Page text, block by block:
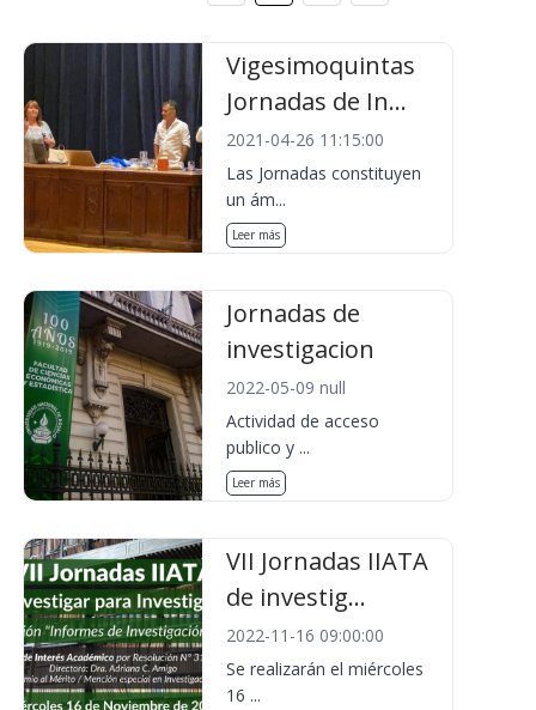
Vigesimoquintas
Jornadas de In...
2021-04-26 11:15:00
Las Jornadas constituyen
un ám...
Leer más
Jornadas de
investigacion
2022-05-09 null
Actividad de acceso
publico y ...
Leer más
VII Jornadas IIATA
de investig...
2022-11-16 09:00:00
Se realizarán el miércoles
16 ...